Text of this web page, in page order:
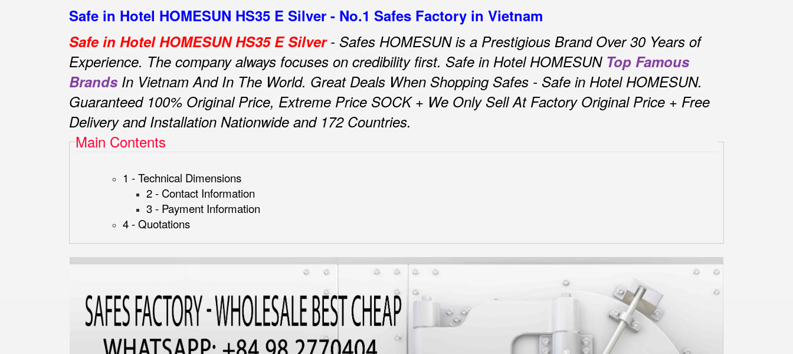
Safe in Hotel HOMESUN HS35 E Silver - No.1 Safes Factory in Vietnam
Safe in Hotel HOMESUN HS35 E Silver- Safes HOMESUN is a Prestigious Brand Over 30 Years of
Experience. The company always focuses on credibility first. Safe in Hotel HOMESUN Top Famous
Brands In Vietnam And In The World. Great Deals When Shopping Safes - Safe in Hotel HOMESUN.
Guaranteed 100% Original Price, Extreme Price SOCK + We Only Sell At Factory Original Price + Free
Delivery and Installation Nationwide and 172 Countries.
Main Contents
1 - Technical Dimensions
2 - Contact Information
3 - Payment Information
4 - Quotations